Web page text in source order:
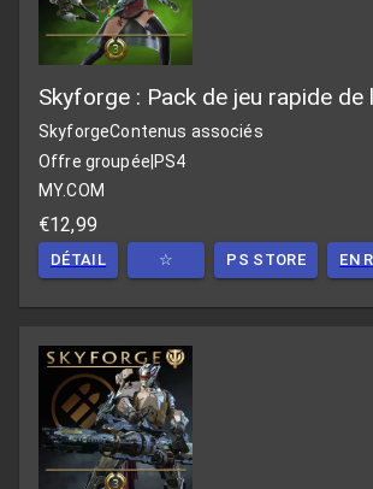
Skyforge : Pack de jeu rapide
SkyforgeContenus associés
Offre groupée|PS4
MY.COM
€12,99
DÉTAIL ☆ PS STORE EN